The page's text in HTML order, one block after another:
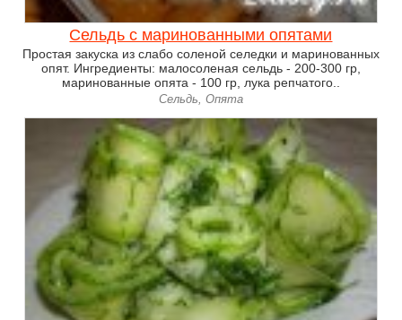
Сельдь с маринованными опятами
Простая закуска из слабо соленой селедки и маринованных
опят. Ингредиенты: малосоленая сельдь - 200-300 гр,
маринованные опята - 100 гр, лука репчатого..
Сельдь, Опята